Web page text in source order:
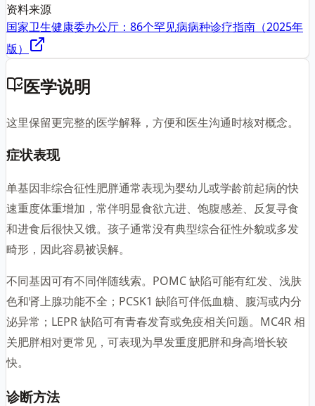
资料来源
国家卫生健康委办公厅：86个罕见病病种诊疗指南（2025年
版）
医学说明
这里保留更完整的医学解释，方便和医生沟通时核对概念。
症状表现
单基因非综合征性肥胖通常表现为婴幼儿或学龄前起病的快
速重度体重增加，常伴明显食欲亢进、饱腹感差、反复寻食
和进食后很快又饿。孩子通常没有典型综合征性外貌或多发
畸形，因此容易被误解。
不同基因可有不同伴随线索。POMC 缺陷可能有红发、浅肤
色和肾上腺功能不全；PCSK1 缺陷可伴低血糖、腹泻或内分
泌异常；LEPR 缺陷可有青春发育或免疫相关问题。MC4R 相
关肥胖相对更常见，可表现为早发重度肥胖和身高增长较
快。
诊断方法